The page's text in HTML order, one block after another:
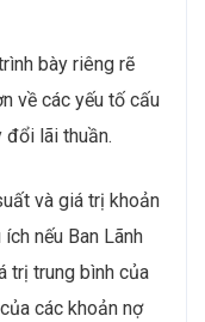
bày riêng rẽ
về các yếu tố cấu
đổi lãi thuần.
và giá trị khoản
nếu Ban Lãnh
trị trung bình của
các khoản nợ